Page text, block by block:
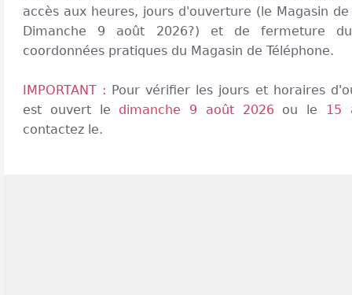
accès aux heures, jours d'ouverture (le Magasin
Dimanche 9 août 2026?) et de fermeture
coordonnées pratiques du Magasin de Téléphone.
IMPORTANT : Pour vérifier les jours et horaires
est ouvert le dimanche 9 août 2026ou le 15
contactez le.